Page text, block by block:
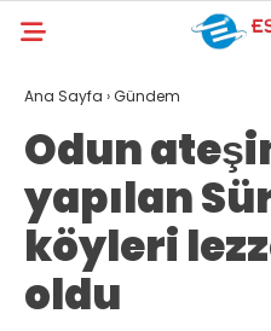
GALERİ VİDEO
ANTALYA
EKONOMI
POLITIKA
Ana Sayfa ›Gündem
Odun
yapılan
köyleri
oldu